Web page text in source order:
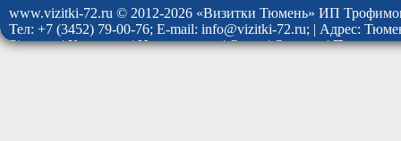
www.vizitki-72.ru © 2012-2026 «Визитки Тюмень» ИП
Тел: +7 (3452) 79-00-76; E-mail: info@vizitki-72.ru; | Адрес:
Site map|Контакты|Наши услуги|О нас|Отзывы|Политика